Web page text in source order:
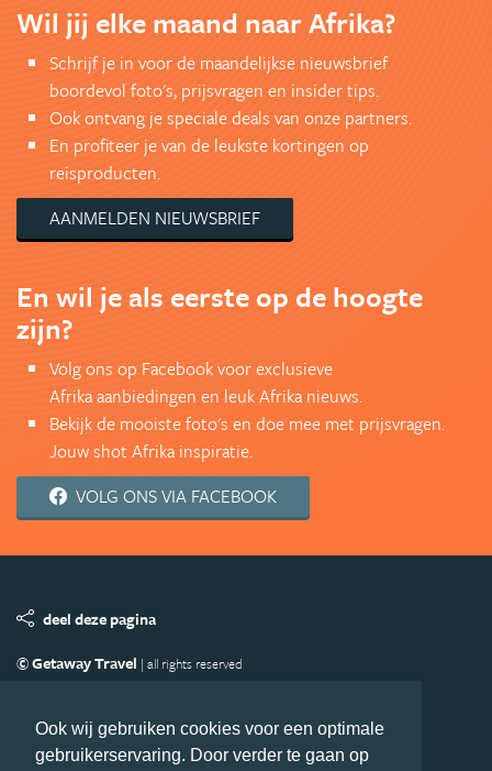
Ook wij gebruiken cookies voor een optimale
gebruikerservaring. Door verder te gaan op
Wil jij elke maand naar Afrika?
Schrijf je in voor de maandelijkse nieuwsbrief
boordevol foto's, prijsvragen en insider tips.
Ook ontvang je speciale deals van onze partners.
En profiteer je van de leukste kortingen op
reisproducten.
AANMELDEN NIEUWSBRIEF
En wil je als eerste op de hoogte
zijn?
Volg ons op Facebook voor exclusieve
Afrika aanbiedingen en leuk Afrika nieuws.
Bekijk de mooiste foto's en doe mee met prijsvragen.
Jouw shot Afrika inspiratie.
VOLG ONS VIA FACEBOOK
deel deze pagina
© Getaway Travel | all rights reserved
Copyright
Privacy statement Disclaimer
Cookies
Volg Afrika.nl